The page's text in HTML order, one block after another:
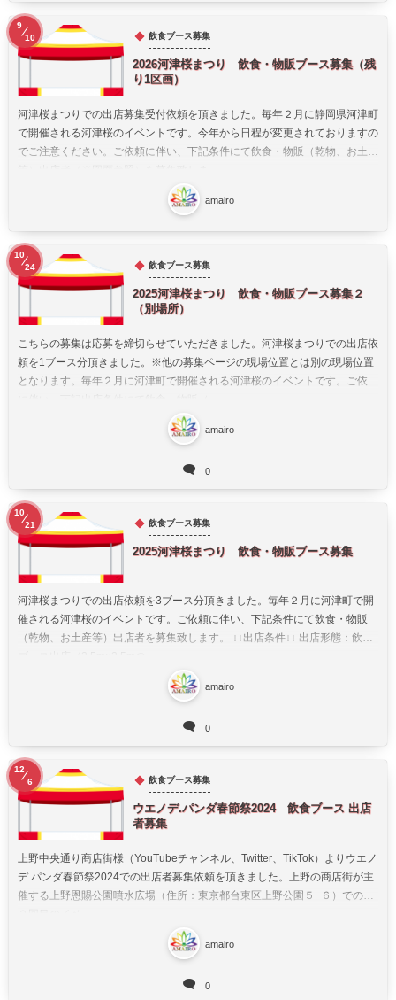
飲食ブース募集
2026河津桜まつり 飲食・物販ブース募集（残
り1区画）
河津桜まつりでの出店募集受付依頼を頂きました。毎年２月に静岡県河津町
で開催される河津桜のイベントです。今年から日程が変更されておりますの
でご注意ください。ご依頼に伴い、下記条件にて飲食・物販（乾物、お土産
amairo
9
10
飲食ブース募集
2025河津桜まつり 飲食・物販ブース募集２
（別場所）
こちらの募集は応募を締切らせていただきました。河津桜まつりでの出店依
頼を1ブース分頂きました。※他の募集ページの現場位置とは別の現場位置
となります。毎年２月に河津町で開催される河津桜のイベントです。ご依頼
amairo
0
10
24
飲食ブース募集
2025河津桜まつり 飲食・物販ブース募集
河津桜まつりでの出店依頼を3ブース分頂きました。毎年２月に河津町で開
催される河津桜のイベントです。ご依頼に伴い、下記条件にて飲食・物販
（乾物、お土産等）出店者を募集致します。 ↓↓出店条件↓↓ 出店形態：飲食
amairo
0
10
21
飲食ブース募集
ウエノデ.パンダ春節祭2024 飲食ブース 出店
者募集
上野中央通り商店街様（YouTubeチャンネル、Twitter、TikTok）よりウエノ
デ.パンダ春節祭2024での出店者募集依頼を頂きました。上野の商店街が主
催する上野恩賜公園噴水広場（住所：東京都台東区上野公園５−６）での第
amairo
0
12
6